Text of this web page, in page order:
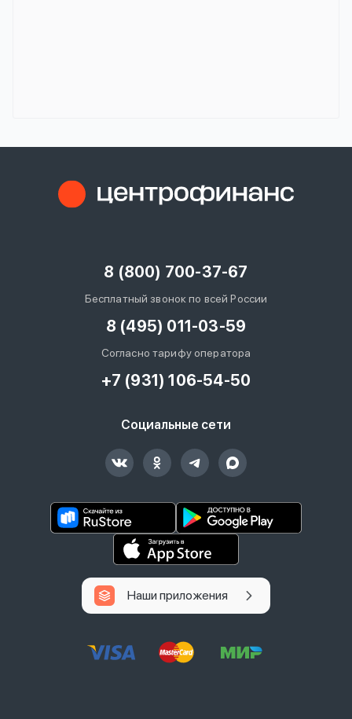
8 (800) 700-37-67
Бесплатный звонок по всей России
8 (495) 011-03-59
Согласно тарифу оператора
+7 (931) 106-54-50
Социальные сети
Наши приложения